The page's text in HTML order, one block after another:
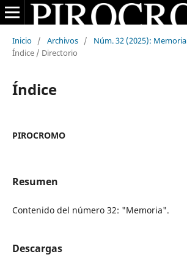
Inicio / Archivos / Núm. 32 (2025): Memoria
Índice / Directorio
Índice
PIROCROMO
Resumen
Contenido del número 32: "Memoria".
Descargas